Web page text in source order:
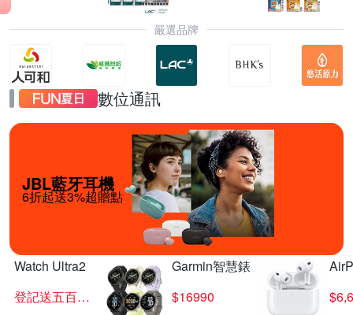
嚴選品牌
數位通訊
JBL藍牙耳機
6折起送3%超贈點
Watch Ultra2
登記送五百超贈點
Garmin智慧錶
$16990